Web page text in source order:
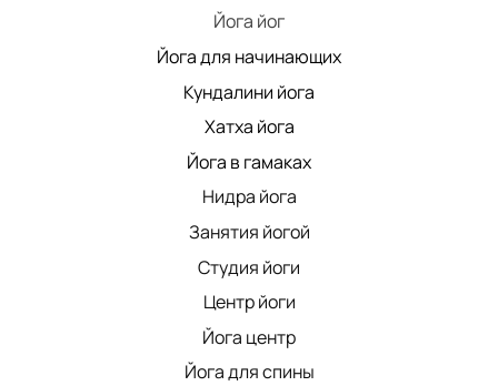
Йога йог
Йога для начинающих
Кундалини йога
Хатха йога
Йога в гамаках
Нидра йога
Занятия йогой
Студия йоги
Центр йоги
Йога центр
Йога для спины